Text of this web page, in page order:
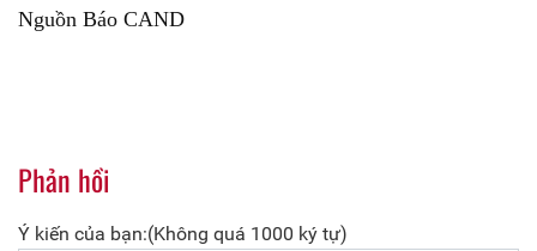
Nguồn Báo CAND
Phản hồi
Ý kiến của bạn:(Không quá 1000 ký tự)